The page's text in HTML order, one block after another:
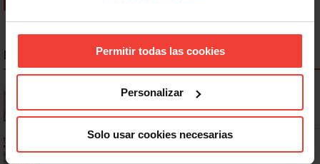
Permitir todas las cookies
Personalizar
Solo usar cookies necesarias
NOTICIAS MÁS LEÍDAS
Se actualizan las patologías para acceder a la jubilación
Ya os podéis descargar la app de USO